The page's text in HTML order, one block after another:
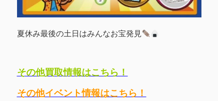
夏休み最後の土日はみんなお宝発見
その他買取情報はこちら！
その他イベント情報はこちら！